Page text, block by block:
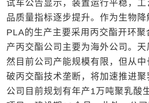
试车公告显示，装置运行平稳，
品质量指标逐步提升。作为生物
PLA的生产主要采用丙交酯开环聚
产丙交酯公司主要为海外公司。天
然目前公司产能规模有限，但从
破丙交酯技术垄断，将加速推进聚
公司目前规划有年产1万吨聚乳酸